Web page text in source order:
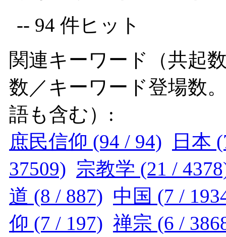
-- 94 件ヒット
関連キーワード（共起
数／キーワード登場数
語も含む）:
庶民信仰 (94 / 94)
日本
37509) 宗教学 (21 /
道 (8 / 887) 中国 (7 /
仰 (7 / 197) 禅宗 (6 /